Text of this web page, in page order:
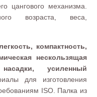
цангового механизма.
возраста, веса,
компактность,
нескользящая
усиленный
для изготовления
ISO. Палка из